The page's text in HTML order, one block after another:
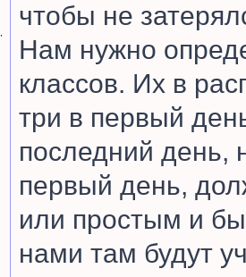
чтобы не
Нам нужно
классов. Их в
три в первый
последний день,
первый день,
или простым и
нами там будут